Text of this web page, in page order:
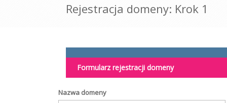
Rejestracja domeny: Krok 1
Formularz rejestracji domeny
Nazwa domeny